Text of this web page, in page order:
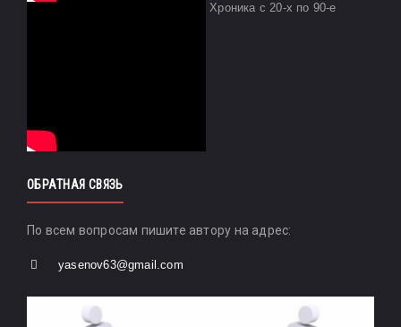
Хроника с 20-х по 90-е
ОБРАТНАЯ СВЯЗЬ
По всем вопросам пишите автору на адрес:
yasenov63@gmail.com